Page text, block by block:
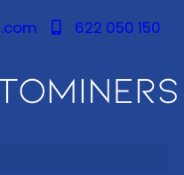
622 050 150